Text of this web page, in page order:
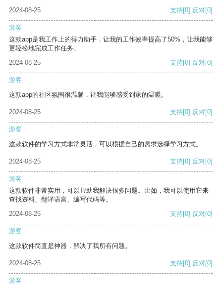
2024-08-25 支持[0] 反对[0]
游客
这款app是我工作上的得力助手，让我的工作效率提高了50%，让我能够
更轻松地完成工作任务。
2024-08-25
支持[0] 反对[0]
游客
这款app的社区氛围很温馨，让我能够感受到家的温暖。
2024-08-25 支持[0] 反对[0]
游客
这款软件的学习方式非常灵活，可以根据自己的需求选择学习方式。
2024-08-25 支持[0] 反对[0]
游客
这款软件非常实用，可以帮助我解决很多问题。比如，我可以使用它来
查找资料、翻译语言、编写代码等。
2024-08-25
支持[0] 反对[0]
游客
这款软件简直是神器，解决了我所有问题。
2024-08-25 支持[0] 反对[0]
游客